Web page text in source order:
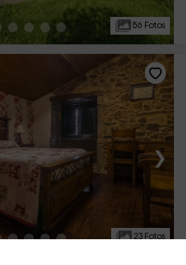
56 Fotos
›
23 Fotos